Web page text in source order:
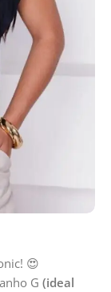
😍
G (ideal